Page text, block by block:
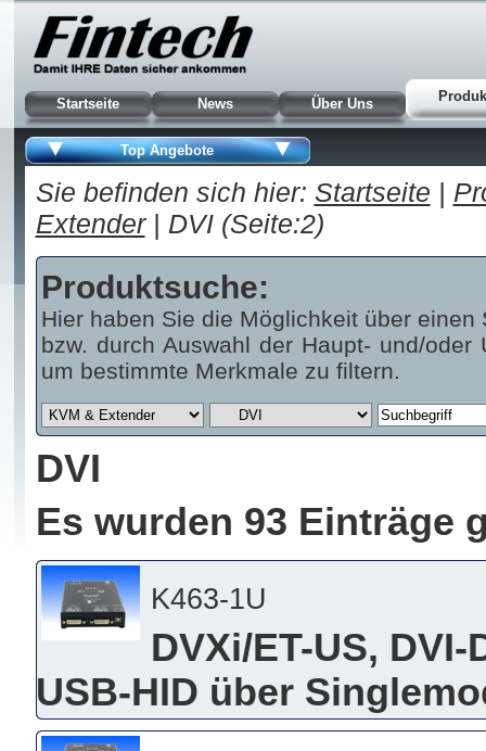
Startseite News Über Uns
Top Angebote
Sie befinden sich hier: Startseite |
Extender| DVI (Seite:2)
Produktsuche:
Hier haben Sie die Möglichkeit über
bzw. durch Auswahl der Haupt- und/
um bestimmte Merkmale zu filtern.
DVI
Es wurden 93 Einträge
K463-1U
DVXi/ET-US,
USB-HID über